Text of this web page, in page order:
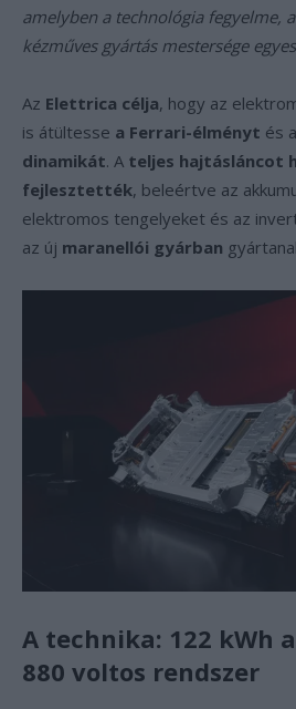
amelyben a technológia fegyelme,
kézműves gyártás mestersége
Az Elettrica célja, hogy az
is átültesse a Ferrari-élményt és a
dinamikát. A teljes hajtásláncot
fejlesztették, beleértve az
elektromos tengelyeket és az
az új maranellói gyárban
A technika: 122 kWh
880 voltos rendszer